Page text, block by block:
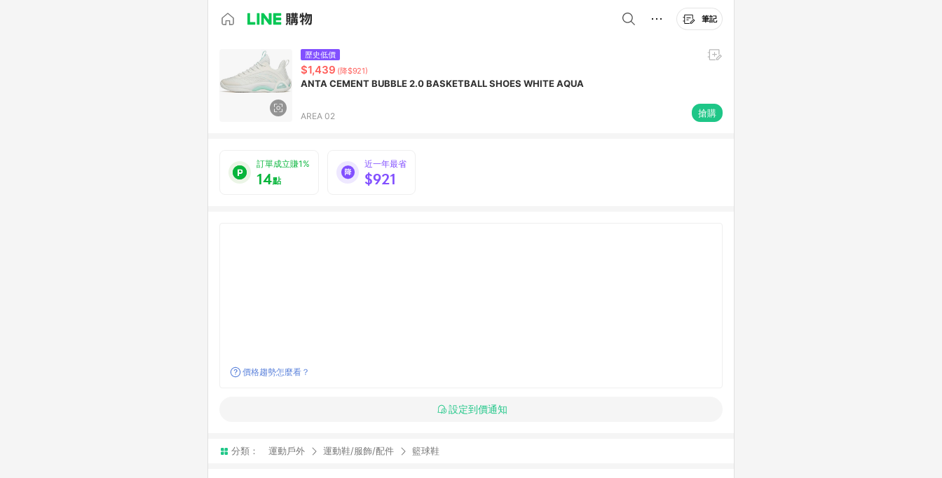
筆記
歷史低價
$1,439 (降$921)
ANTA CEMENT BUBBLE 2.0 BASKETBALL SHOES WHITE AQUA
AREA 02 搶購
訂單成立賺1%
14點
近一年最省
$921
價格趨勢怎麼看？
設定到價通知
分類： 運動戶外 運動鞋/服飾/配件 籃球鞋